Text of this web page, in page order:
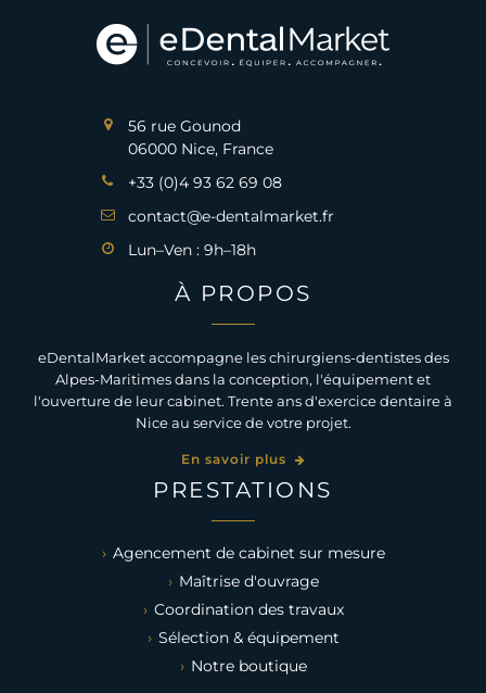
56 rue Gounod
06000 Nice, France
+33 (0)4 93 62 69 08
contact@e-dentalmarket.fr
Lun–Ven : 9h–18h
À PROPOS
eDentalMarket accompagne les chirurgiens-dentistes des
Alpes-Maritimes dans la conception, l'équipement et
l'ouverture de leur cabinet. Trente ans d'exercice dentaire à
Nice au service de votre projet.
En savoir plus
PRESTATIONS
Agencement de cabinet sur mesure
Maîtrise d'ouvrage
Coordination des travaux
Sélection & équipement
Notre boutique